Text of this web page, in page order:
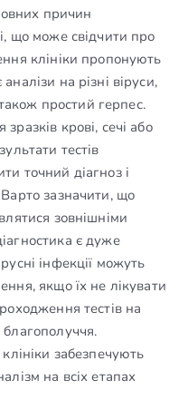
причин
що може свідчити про
клініки пропонують
на різні віруси,
простий герпес.
крові, сечі або
тестів
точний діагноз і
зазначити, що
зовнішніми
є дуже
інфекції можуть
якщо їх не лікувати
тестів на
забезпечують
на всіх етапах